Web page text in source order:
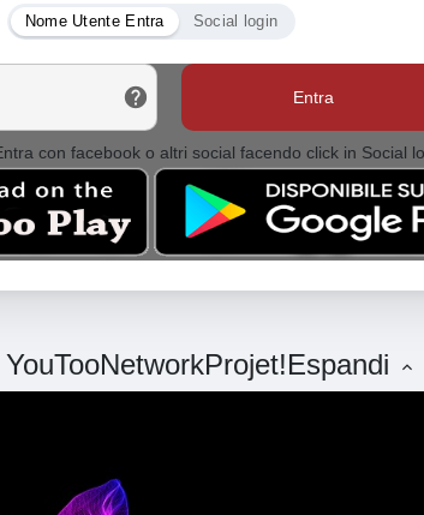
Nome Utente Entra Social login
Entra
con facebook o altri social facendo click in Social
Espandi